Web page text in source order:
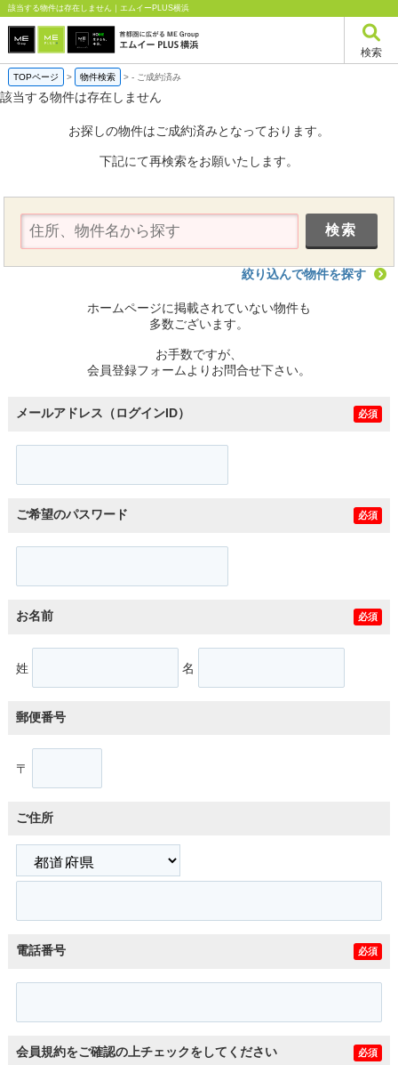
該当する物件は存在しません｜エムイーPLUS横浜
検索
TOPページ > 物件検索 >- ご成約済み
該当する物件は存在しません
お探しの物件はご成約済みとなっております。
下記にて再検索をお願いたします。
絞り込んで物件を探す
ホームページに掲載されていない物件も
多数ございます。
お手数ですが、
会員登録フォームよりお問合せ下さい。
メールアドレス（ログインID） 必須
ご希望のパスワード 必須
お名前 必須
姓 名
郵便番号
〒
ご住所
電話番号 必須
会員規約をご確認の上チェックをしてください 必須